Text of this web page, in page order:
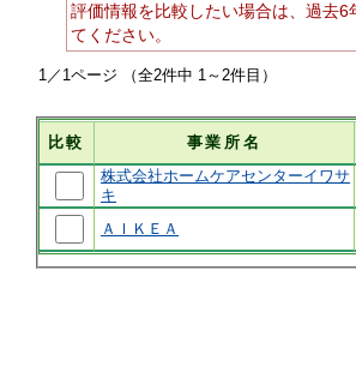
評価情報を比較したい場合は、過去
てください。
1／1ページ （全2件中 1～2件目）
比較 事業所名
株式会社ホームケアセンターイワサ
キ
ＡＩＫＥＡ